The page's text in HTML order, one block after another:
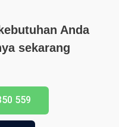
Anda
sekarang
559